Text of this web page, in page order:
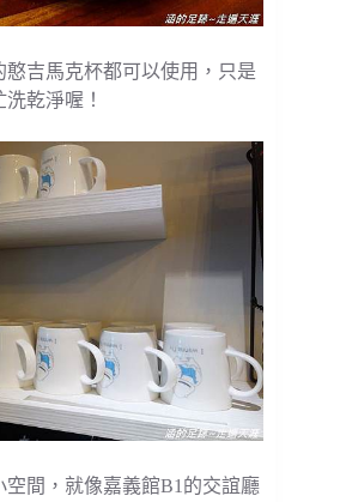
吉馬克杯都可以使用，只是
乾淨喔！
間，就像嘉義館B1的交誼廳